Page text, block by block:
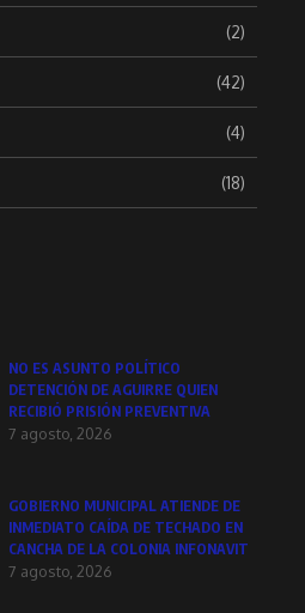
(2)
(42)
(4)
(18)
NO ES ASUNTO POLÍTICO
DETENCIÓN DE AGUIRRE QUIEN
RECIBIÓ PRISIÓN PREVENTIVA
7 agosto, 2026
GOBIERNO MUNICIPAL ATIENDE DE
INMEDIATO CAÍDA DE TECHADO EN
CANCHA DE LA COLONIA INFONAVIT
7 agosto, 2026